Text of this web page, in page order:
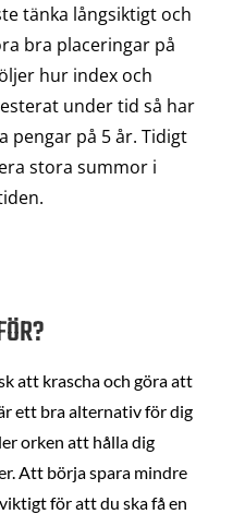
tänka långsiktigt och
bra placeringar på
hur index och
under tid så har
pengar på 5 år. Tidigt
stora summor i
att krascha och göra att
ett bra alternativ för dig
orken att hålla dig
Att börja spara mindre
för att du ska få en